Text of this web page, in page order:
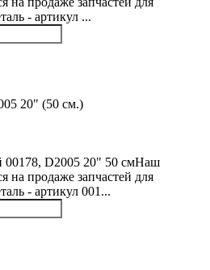
- артикул ...
00178, D2005 20" 50 смНаш
на продаже запчастей для
- артикул 001...